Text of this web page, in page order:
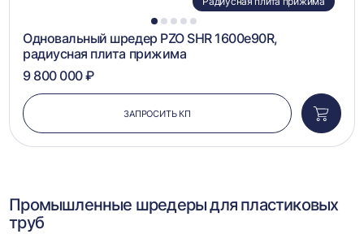
1 2 3 4 5
Одновальный шредер PZO SHR 1600e90R,
радиусная плита прижима
9 800 000 ₽
ЗАПРОСИТЬ КП
в
Промышленные шредеры для пластиковых
труб